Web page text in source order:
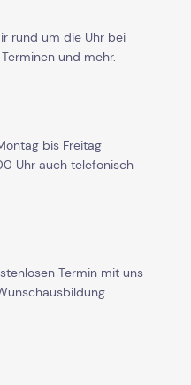
rund um die Uhr bei
und mehr.
bis Freitag
Uhr auch telefonisch
Termin mit uns